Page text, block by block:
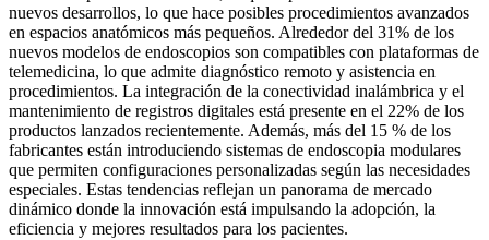
nuevos desarrollos, lo que hace posibles procedimientos avanzados
en espacios anatómicos más pequeños. Alrededor del 31% de los
nuevos modelos de endoscopios son compatibles con plataformas de
telemedicina, lo que admite diagnóstico remoto y asistencia en
procedimientos. La integración de la conectividad inalámbrica y el
mantenimiento de registros digitales está presente en el 22% de los
productos lanzados recientemente. Además, más del 15 % de los
fabricantes están introduciendo sistemas de endoscopia modulares
que permiten configuraciones personalizadas según las necesidades
especiales. Estas tendencias reflejan un panorama de mercado
dinámico donde la innovación está impulsando la adopción, la
eficiencia y mejores resultados para los pacientes.